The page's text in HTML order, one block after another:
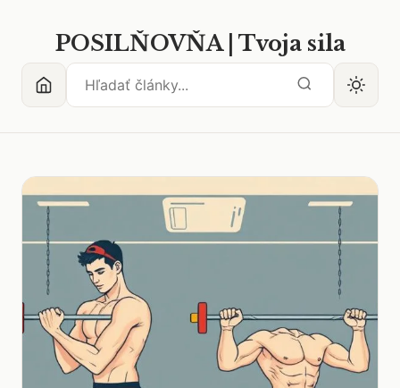
POSILŇOVŇA | Tvoja sila